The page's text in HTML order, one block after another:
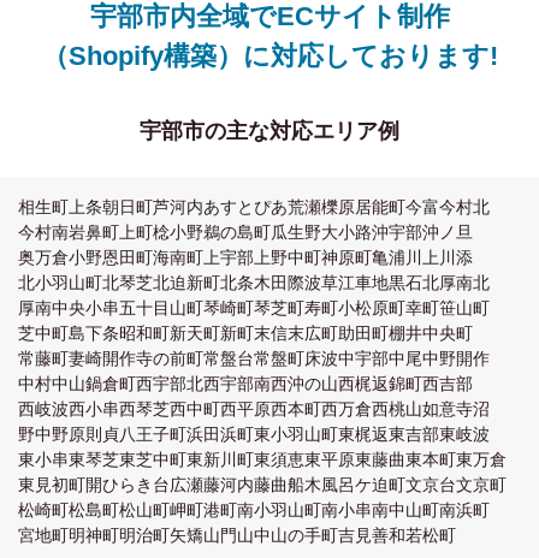
宇部市内全域でECサイト制作
（Shopify構築）に対応しております!
宇部市の主な対応エリア例
相生町 上条朝日町芦河内あすとぴあ荒瀬櫟原居能町今富今村北
今村南岩鼻町 上町棯小野鵜の島町瓜生野大小路沖宇部沖ノ旦
奥万倉小野恩田町海南町 上宇部 上野中町神原町亀浦 川上 川添
北小羽山町北琴芝北迫新町北条木田 際波草江車地黒石北厚南北
厚南中央小串五十目山町琴崎町琴芝町寿町小松原町幸町笹山町
芝中町島下条昭和町新天町新町末信末広町助田町棚井中央町
常藤町妻崎開作寺の前町常盤台常盤町床波中宇部中尾中野開作
中村中山鍋倉町西宇部北西宇部南西沖の山西梶返錦町西吉部
西岐波西小串西琴芝西中町西平原西本町西万倉西桃山如意寺沼
野中野原則貞八王子町浜田浜町東小羽山町東梶返東吉部東岐波
東小串東琴芝東芝中町東新川町東須恵東平原東藤曲東本町東万倉
東見初町開ひらき台広瀬藤河内藤曲船木 風呂ケ迫町文京台文京町
松崎町松島町松山町岬町港町南小羽山町南小串南中山町南浜町
宮地町明神町明治町矢矯山門山中山の手町吉見善和若松町